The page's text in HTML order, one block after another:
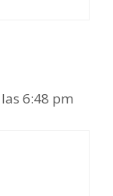
6:48 pm